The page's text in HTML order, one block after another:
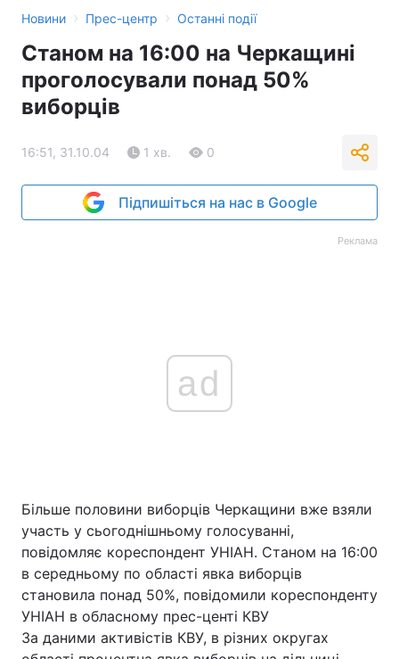
Новини › Прес-центр › Останні події
Станом на 16:00 на Черкащині
проголосували понад 50%
виборців
16:51, 31.10.04 1 хв. 0
Підпишіться на нас в Google
Реклама
ad
Більше половини виборців Черкащини вже взяли
участь у сьогоднішньому голосуванні,
повідомляє кореспондент УНІАН. Станом на 16:00
в середньому по області явка виборців
становила понад 50%, повідомили кореспонденту
УНІАН в обласному прес-центі КВУ
За даними активістів КВУ, в різних округах